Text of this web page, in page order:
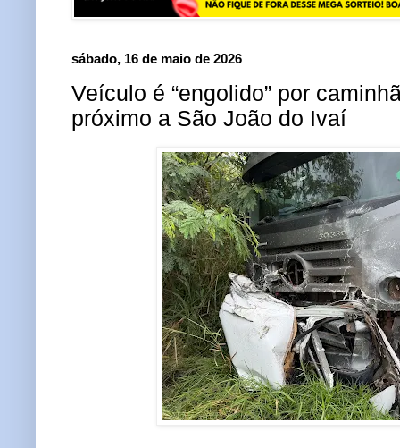
sábado, 16 de maio de 2026
Veículo é “engolido” por
próximo a São João do Ivaí